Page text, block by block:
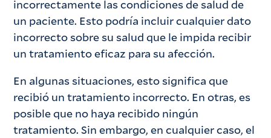
incorrectamente las condiciones de salud de
un paciente. Esto podría incluir cualquier dato
incorrecto sobre su salud que le impida recibir
un tratamiento eficaz para su afección.
En algunas situaciones, esto significa que
recibió un tratamiento incorrecto. En otras, es
posible que no haya recibido ningún
tratamiento. Sin embargo, en cualquier caso, el